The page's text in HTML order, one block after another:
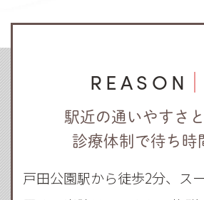
REASON
駅近の通いやすさ
診療体制で待ち時
戸田公園駅から徒歩2分、ス